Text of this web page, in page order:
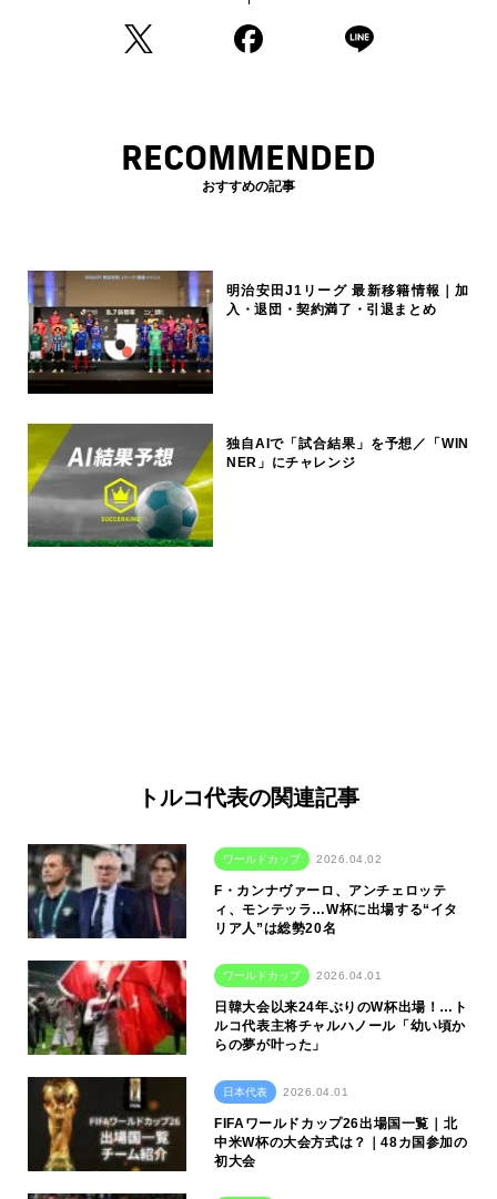
RECOMMENDED
おすすめの記事
明治安田J1リーグ 最新移籍情報｜加
入・退団・契約満了・引退まとめ
独自AIで「試合結果」を予想／「WIN
NER」にチャレンジ
トルコ代表の関連記事
ワールドカップ 2026.04.02
F・カンナヴァーロ、アンチェロッテ
ィ、モンテッラ…W杯に出場する“イタ
リア人”は総勢20名
ワールドカップ 2026.04.01
日韓大会以来24年ぶりのW杯出場！…ト
ルコ代表主将チャルハノール「幼い頃か
らの夢が叶った」
日本代表 2026.04.01
FIFAワールドカップ26出場国一覧｜北
中米W杯の大会方式は？｜48カ国参加の
初大会